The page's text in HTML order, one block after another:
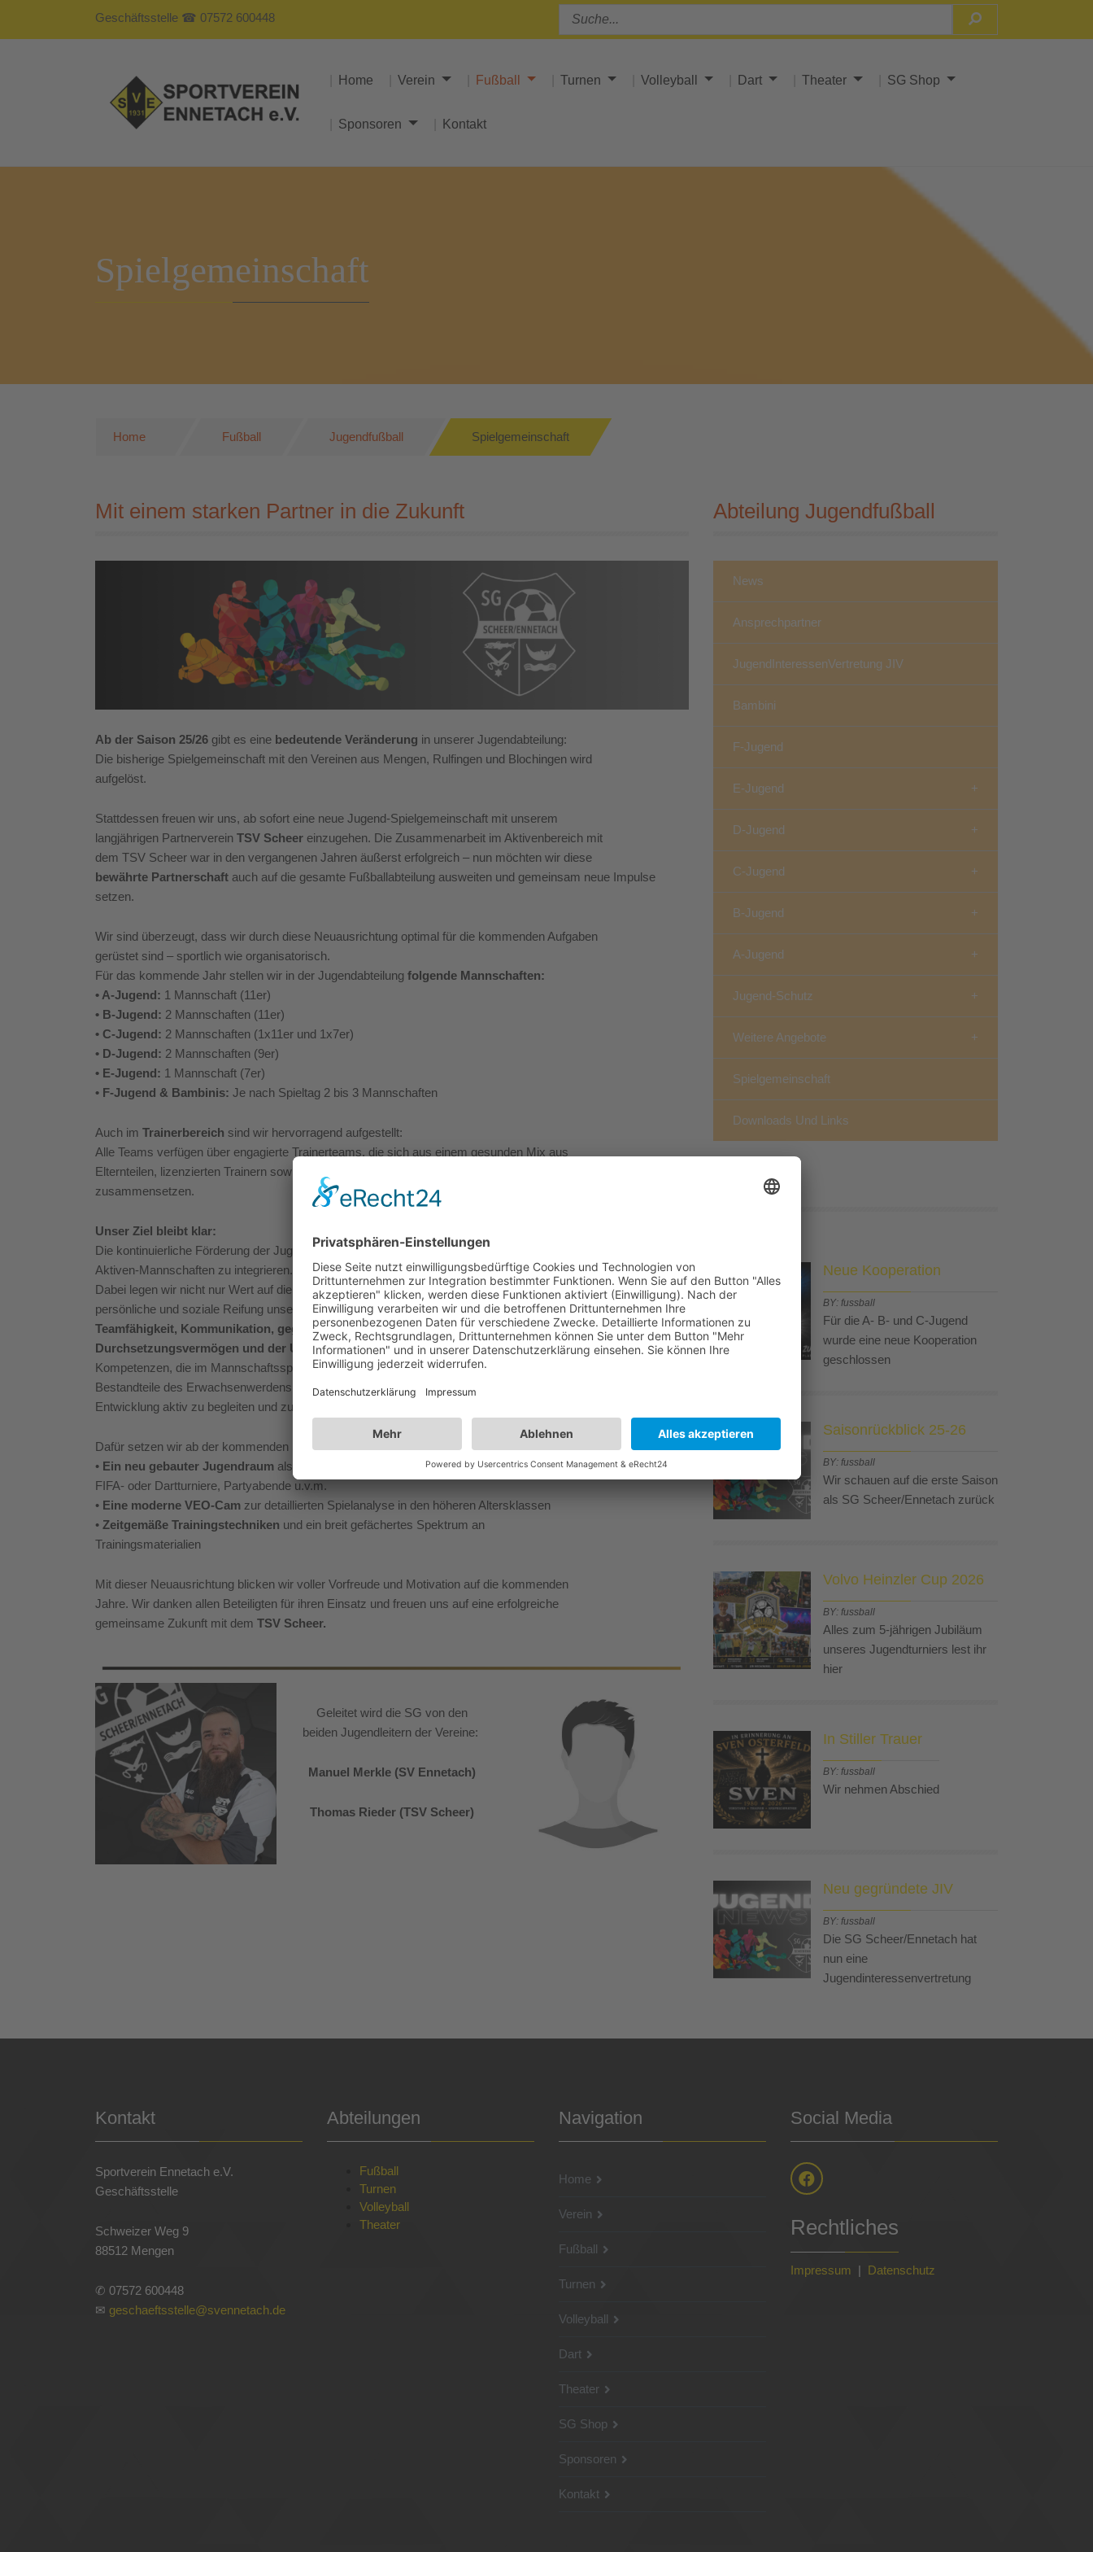
Geschäftsstelle ☎ 07572 600448
Home Verein Fußball Turnen Volleyball Dart Theater SG Shop
Sponsoren Kontakt
Spielgemeinschaft
Home Fußball Jugendfußball Spielgemeinschaft
Mit einem starken Partner in die Zukunft
Ab der Saison 25/26 gibt es eine bedeutende Veränderung in unserer Jugendabteilung:
Die bisherige Spielgemeinschaft mit den Vereinen aus Mengen, Rulfingen und Blochingen wird
aufgelöst.
Stattdessen freuen wir uns, ab sofort eine neue Jugend-Spielgemeinschaft mit unserem
langjährigen Partnerverein TSV Scheer einzugehen. Die Zusammenarbeit im Aktivenbereich mit
dem TSV Scheer war in den vergangenen Jahren äußerst erfolgreich – nun möchten wir diese
bewährte Partnerschaft auch auf die gesamte Fußballabteilung ausweiten und gemeinsam neue Impulse
setzen.
Wir sind überzeugt, dass wir durch diese Neuausrichtung optimal für die kommenden Aufgaben
gerüstet sind – sportlich wie organisatorisch.
Für das kommende Jahr stellen wir in der Jugendabteilung folgende Mannschaften:
• A-Jugend: 1 Mannschaft (11er)
• B-Jugend: 2 Mannschaften (11er)
• C-Jugend: 2 Mannschaften (1x11er und 1x7er)
• D-Jugend: 2 Mannschaften (9er)
• E-Jugend: 1 Mannschaft (7er)
• F-Jugend & Bambinis: Je nach Spieltag 2 bis 3 Mannschaften
Auch im Trainerbereich sind wir hervorragend aufgestellt:
Alle Teams verfügen über engagierte Trainerteams, die sich aus einem gesunden Mix aus
Elternteilen, lizenzierten Trainern sowie erfahrenen, teils noch aktiven Spielern
zusammensetzen.
Unser Ziel bleibt klar:
Die kontinuierliche Förderung der Jugendarbeit, um möglichst viele Talente langfristig in unsere
Aktiven-Mannschaften zu integrieren.
Dabei legen wir nicht nur Wert auf die fußballerische Entwicklung, sondern auch auf die
persönliche und soziale Reifung unserer Kinder und Jugendlichen.
Teamfähigkeit, Kommunikation, gegenseitige Rücksichtnahme, Disziplin,
Durchsetzungsvermögen und der Umgang mit Niederlagen – all das sind Werte und
Kompetenzen, die im Mannschaftssport erlernt und gelebt werden. Sie sind essenzielle
Bestandteile des Erwachsenwerdens, und wir betrachten es als unsere Aufgabe, diese
Entwicklung aktiv zu begleiten und zu fördern.
Dafür setzen wir ab der kommenden Saison
• Ein neu gebauter Jugendraum als Begegnungsstätte für Kameradschaftsabende, Kicker,
FIFA- oder Dartturniere, Partyabende u.v.m.
• Eine moderne VEO-Cam zur detaillierten Spielanalyse in den höheren Altersklassen
• Zeitgemäße Trainingstechniken und ein breit gefächertes Spektrum an
Trainingsmaterialien
Mit dieser Neuausrichtung blicken wir voller Vorfreude und Motivation auf die kommenden
Jahre. Wir danken allen Beteiligten für ihren Einsatz und freuen uns auf eine erfolgreiche
gemeinsame Zukunft mit dem TSV Scheer.
Geleitet wird die SG von den
beiden Jugendleitern der Vereine:
Manuel Merkle (SV Ennetach)
Thomas Rieder (TSV Scheer)
Abteilung Jugendfußball
News
Ansprechpartner
JugendInteressenVertretung JIV
Bambini
F-Jugend
E-Jugend
D-Jugend
C-Jugend
B-Jugend
A-Jugend
Jugend-Schutz
Weitere Angebote
Spielgemeinschaft
Downloads Und Links
News
Neue Kooperation
BY: fussball
Für die A- B- und C-Jugend
wurde eine neue Kooperation
geschlossen
Saisonrückblick 25-26
BY: fussball
Wir schauen auf die erste Saison
als SG Scheer/Ennetach zurück
Volvo Heinzler Cup 2026
BY: fussball
Alles zum 5-jährigen Jubiläum
unseres Jugendturniers lest ihr
hier
In Stiller Trauer
BY: fussball
Wir nehmen Abschied
Neu gegründete JIV
BY: fussball
Die SG Scheer/Ennetach hat
nun eine
Jugendinteressenvertretung
Kontakt
Sportverein Ennetach e.V.
Geschäftsstelle
Schweizer Weg 9
88512 Mengen
✆ 07572 600448
✉ geschaeftsstelle@svennetach.de
Abteilungen
Fußball
Turnen
Volleyball
Theater
Navigation
Home
Verein
Fußball
Turnen
Volleyball
Dart
Theater
SG Shop
Sponsoren
Kontakt
Social Media
Rechtliches
Impressum | Datenschutz